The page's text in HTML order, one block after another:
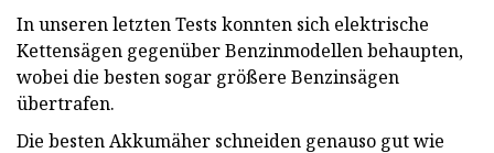
In unseren letzten Tests konnten sich elektrische
Kettensägen gegenüber Benzinmodellen behaupten,
wobei die besten sogar größere Benzinsägen
übertrafen.
Die besten Akkumäher schneiden genauso gut wie